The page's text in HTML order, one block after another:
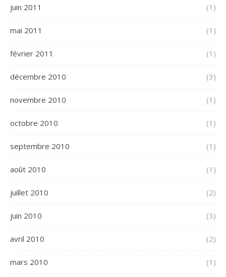
juin 2011 (1)
mai 2011 (1)
février 2011 (1)
décembre 2010 (3)
novembre 2010 (1)
octobre 2010 (1)
septembre 2010 (1)
août 2010 (1)
juillet 2010 (2)
juin 2010 (3)
avril 2010 (2)
mars 2010 (1)